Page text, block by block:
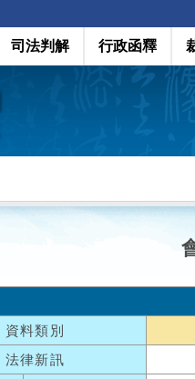
司法判解 行政函釋
資料類別
法律新訊